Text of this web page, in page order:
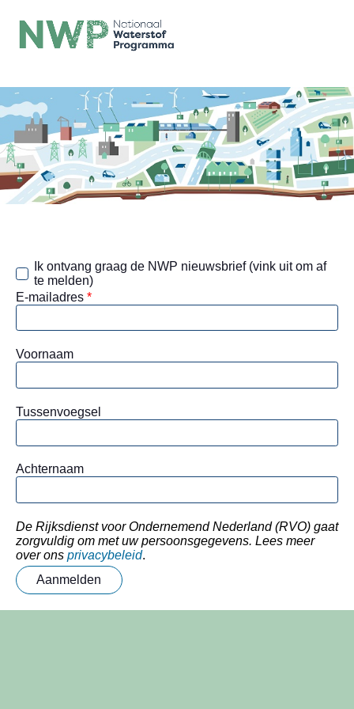
E-mailadres *
Voornaam
Achternaam
Tussenvoegsel
Ik ontvang graag de NWP nieuwsbrief (vink uit om af
te melden)
Aanmelden
De Rijksdienst voor Ondernemend Nederland (RVO) gaat
zorgvuldig om met uw persoonsgegevens. Lees meer
over ons privacybeleid.